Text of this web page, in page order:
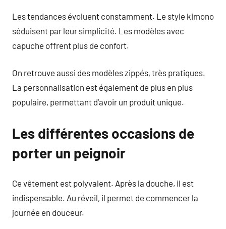
Les tendances évoluent constamment. Le style kimono
séduisent par leur simplicité. Les modèles avec
capuche offrent plus de confort.
On retrouve aussi des modèles zippés, très pratiques.
La personnalisation est également de plus en plus
populaire, permettant d’avoir un produit unique.
Les différentes occasions de
porter un peignoir
Ce vêtement est polyvalent. Après la douche, il est
indispensable. Au réveil, il permet de commencer la
journée en douceur.